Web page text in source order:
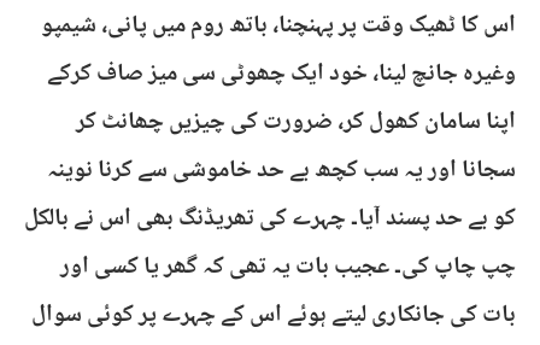
اس کا ٹھیک وقت پر پہنچنا، باتھ روم میں پانی، شیمپو
وغیرہ جانچ لینا، خود ایک چھوٹی سی میز صاف کرکے
اپنا سامان کھول کر، ضرورت کی چیزیں چھانٹ کر
سجانا اور یہ سب کچھ بے حد خاموشی سے کرنا نوینہ
کو بے حد پسند آیا۔ چہرے کی تھریڈنگ بھی اس نے بالکل
چپ چاپ کی۔ عجیب بات یہ تھی کہ گھر یا کسی اور
بات کی جانکاری لیتے ہوئے اس کے چہرے پر کوئی سوال